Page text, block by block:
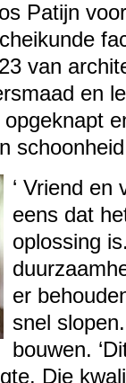
Patijn
van
en
‘ Vriend en
eens dat
oplossing
er
snel
bouwen.
Die